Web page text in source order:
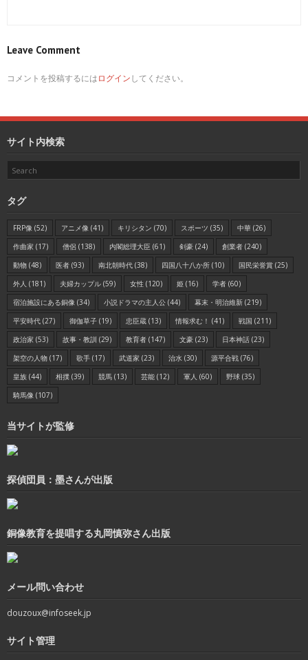
Leave Comment
コメントを投稿するにはログインしてください。
サイト内検索
タグ
FRP像 (52) アニメ像 (41) キリシタン (70) スポーツ (35) 中華 (26)
作曲家 (17) 僧侶 (138) 内閣総理大臣 (61) 剣豪 (24) 創業者 (240)
動物 (48) 医者 (93) 南北朝時代 (38) 四国八十八か所 (10) 国民栄誉賞 (25)
外人 (181) 夫婦カップル (59) 女性 (120) 姫 (16) 学者 (60)
宿泊施設にある銅像 (34) 小説ドラマの主人公 (44) 幕末・明治維新 (219)
平安時代 (27) 御伽草子 (19) 忠臣蔵 (13) 情報求む！ (41) 戦国 (211)
政治家 (53) 故事・教訓 (29) 教育者 (147) 文豪 (23) 日本神話 (23)
架空の人物 (17) 歌手 (17) 武道家 (23) 治水 (30) 源平合戦 (76)
皇族 (44) 相撲 (39) 競馬 (13) 芸能 (12) 軍人 (60) 野球 (35)
騎馬像 (107)
当サイトが監修
探偵団員：墨さんが出版
銅像教育を提唱する丸岡慎弥さん出版
メール問い合わせ
douzoux@infoseek.jp
サイト管理